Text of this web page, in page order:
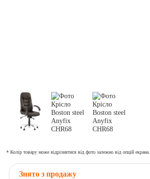
* Колір товару може відрізнятися від фото залежно від опцій екрана.
Знято з продажу